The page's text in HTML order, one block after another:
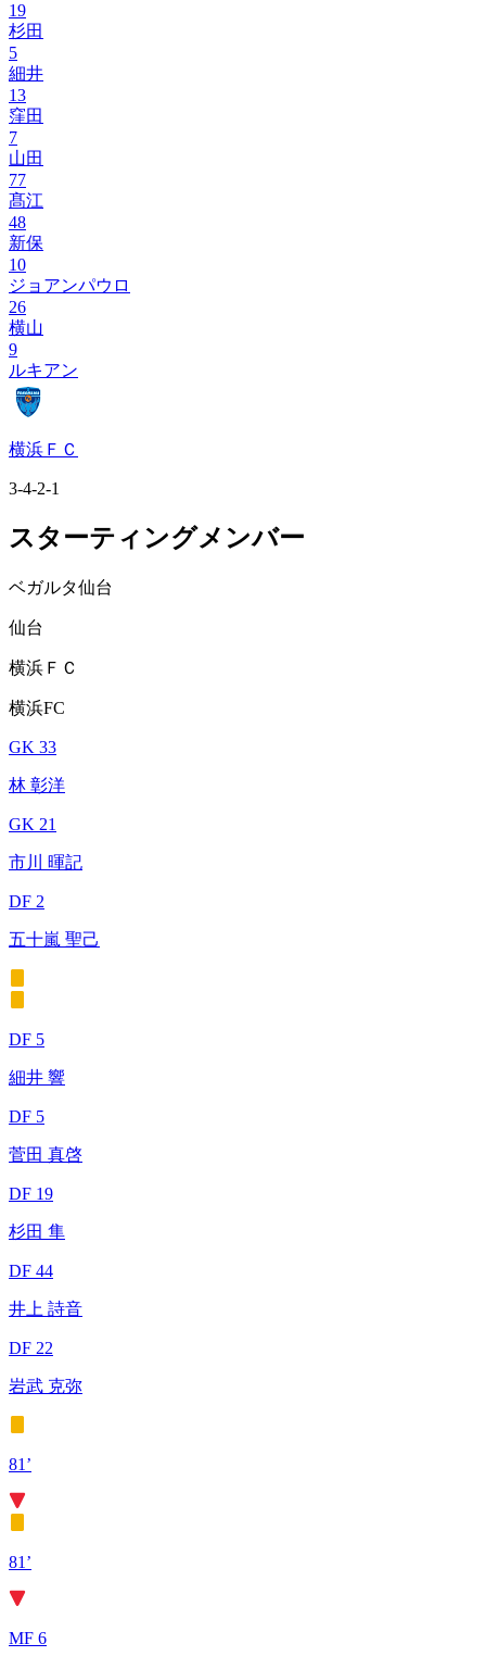
19
杉田
5
細井
13
窪田
7
山田
77
髙江
48
新保
10
ジョアンパウロ
26
横山
9
ルキアン
横浜ＦＣ
3-4-2-1
スターティングメンバー
ベガルタ仙台
仙台
横浜ＦＣ
横浜FC
GK 33
林 彰洋
GK 21
市川 暉記
DF 2
五十嵐 聖己
DF 5
細井 響
DF 5
菅田 真啓
DF 19
杉田 隼
DF 44
井上 詩音
DF 22
岩武 克弥
81’
81’
MF 6